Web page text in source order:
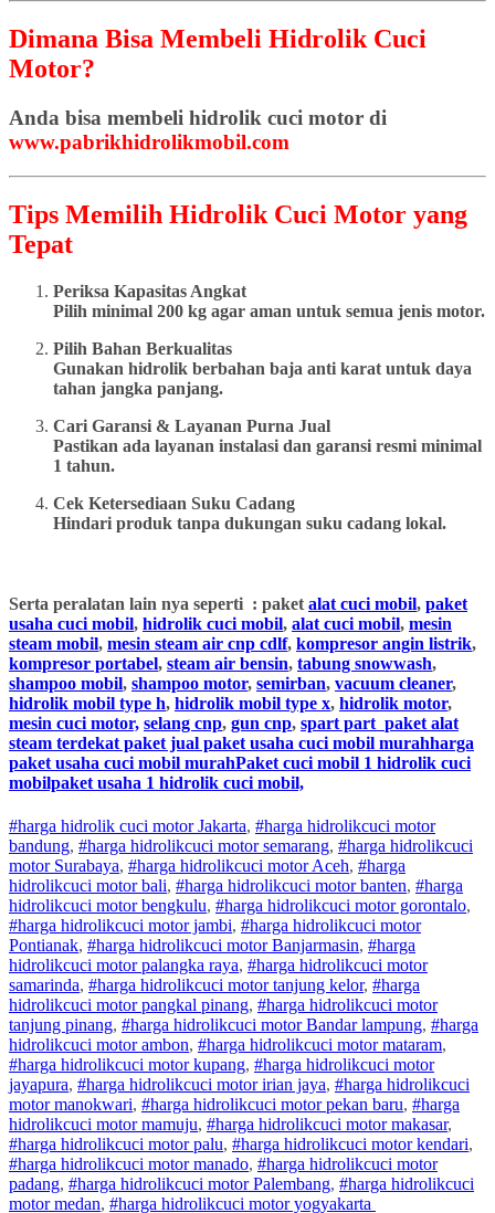
Dimana Bisa Membeli Hidrolik Cuci
Motor?
Anda bisa membeli hidrolik cuci motor di
www.pabrikhidrolikmobil.com
Tips Memilih Hidrolik Cuci Motor yang
Tepat
Periksa Kapasitas Angkat
Pilih minimal 200 kg agar aman untuk semua jenis motor.
Pilih Bahan Berkualitas
Gunakan hidrolik berbahan baja anti karat untuk daya
tahan jangka panjang.
Cari Garansi & Layanan Purna Jual
Pastikan ada layanan instalasi dan garansi resmi minimal
1 tahun.
Cek Ketersediaan Suku Cadang
Hindari produk tanpa dukungan suku cadang lokal.
Serta peralatan lain nya seperti : paket alat cuci mobil, paket
usaha cuci mobil, hidrolik cuci mobil, alat cuci mobil, mesin
steam mobil, mesin steam air cnp cdlf, kompresor angin listrik,
kompresor portabel, steam air bensin, tabung snowwash,
shampoo mobil, shampoo motor, semirban, vacuum cleaner,
hidrolik mobil type h, hidrolik mobil type x, hidrolik motor,
mesin cuci motor, selang cnp, gun cnp, spart part paket alat
steam terdekat paket jual paket usaha cuci mobil murahharga
paket usaha cuci mobil murahPaket cuci mobil 1 hidrolik cuci
mobilpaket usaha 1 hidrolik cuci mobil,
#harga hidrolik cuci motor Jakarta, #harga hidrolikcuci motor
bandung, #harga hidrolikcuci motorsemarang, #harga hidrolikcuci
motorSurabaya, #harga hidrolikcuci motorAceh, #harga
hidrolikcuci motorbali, #harga hidrolikcuci motorbanten, #harga
hidrolikcuci motorbengkulu, #harga hidrolikcuci motorgorontalo,
#harga hidrolikcuci motorjambi, #harga hidrolikcuci motor
Pontianak, #harga hidrolikcuci motorBanjarmasin, #harga
hidrolikcuci motorpalangka raya, #harga hidrolikcuci motor
samarinda, #harga hidrolikcuci motortanjung kelor, #harga
hidrolikcuci motorpangkal pinang, #harga hidrolikcuci motor
tanjung pinang, #harga hidrolikcuci motorBandar lampung, #harga
hidrolikcuci motorambon, #harga hidrolikcuci motormataram,
#harga hidrolikcuci motorkupang, #harga hidrolikcuci motor
jayapura, #harga hidrolikcuci motoririan jaya, #harga hidrolikcuci
motormanokwari, #harga hidrolikcuci motorpekan baru, #harga
hidrolikcuci motormamuju, #harga hidrolikcuci motormakasar,
#harga hidrolikcuci motorpalu, #harga hidrolikcuci motorkendari,
#harga hidrolikcuci motormanado, #harga hidrolikcuci motor
padang, #harga hidrolikcuci motorPalembang, #harga hidrolikcuci
motormedan, #harga hidrolikcuci motoryogyakarta